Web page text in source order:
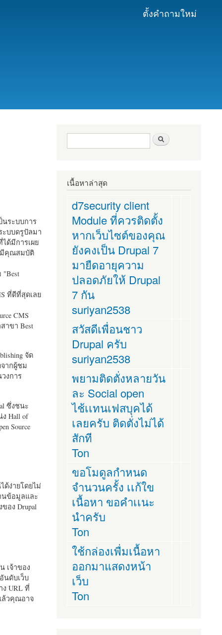
ตั้งคำถามใหม่
นระบบการ
ะบบดรูปัลมา
ด้มีการเผย
มีคุณสมบัติ
"Best
ที่ดีที่สุดเลย
CMS
าขา Best
จัด
ากผู้ชม
งการ
ซึ่งชนะ
Hall of
Source
ด้ง่ายโดยไม่
นข้อมูลและ
อง Drupal
เจ้าของ
นดับเว็บ
URL ที่
ล้วคุณอาจ
ฟอร์มค้นหา
เนื้อหาล่าสุด
d7security client
Module ที่ควรติดตั้ง
หากเว็บไซต์ของคุณ
ยังคงเป็น Drupal 7
มายืดอายุความ
ปลอดภัยให้ Drupal
7 กัน
suriyan2538
สวัสดีเพื่อนชาว
Drupal ครับ
suriyan2538
พยามติดตั่งหลายวัน
ละ Social open
ไช้เเทนเฟสบุคได้
เลยครับ ติดตั่งไม่ได้
สักที
Ton
ขอโมดูลกำหนด
จำนวนครั้ง เเก้ใข
เนื้อหา ขอคำเเนะ
นำครับ
Ton
ใช้กล่องเพื่มเนื้อหา
ออกมาแสดงหน้า
เว็บ
Ton